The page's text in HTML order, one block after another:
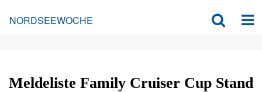
NORDSEEWOCHE
Meldeliste Family Cruiser Cup Stand